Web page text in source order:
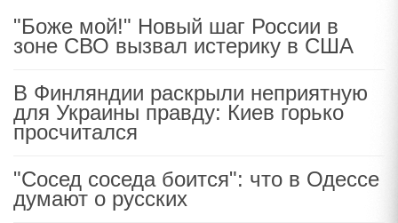
"Боже мой!" Новый шаг России в
зоне СВО вызвал истерику в США
В Финляндии раскрыли неприятную
для Украины правду: Киев горько
просчитался
"Сосед соседа боится": что в Одессе
думают о русских